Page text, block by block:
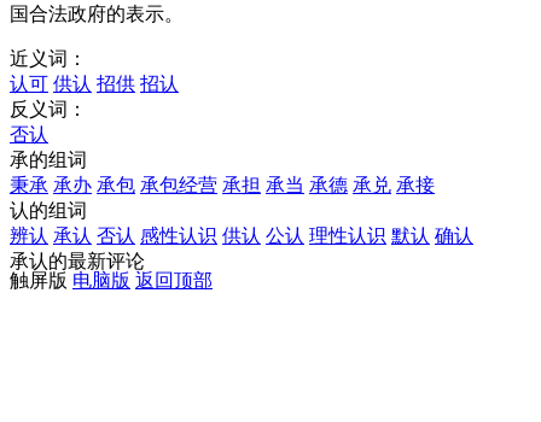
国合法政府的表示。
近义词：
认可 供认 招供 招认
反义词：
否认
承的组词
秉承 承办 承包 承包经营 承担 承当 承德 承兑 承接
认的组词
辨认 承认 否认 感性认识 供认 公认 理性认识 默认 确认
承认的最新评论
触屏版 电脑版 返回顶部